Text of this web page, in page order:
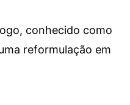
conhecido como
reformulação em